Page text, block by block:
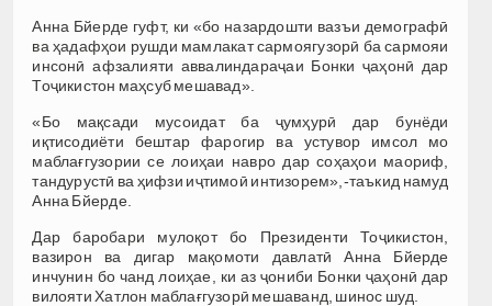
Анна Бйерде гуфт, ки «бо назардошти вазъи демографӣ
ва ҳадафҳои рушди мамлакат сармоягузорӣ ба сармояи
инсонӣ афзалияти аввалиндараҷаи Бонки ҷаҳонӣ дар
Тоҷикистон маҳсуб мешавад».
«Бо мақсади мусоидат ба ҷумҳурӣ дар бунёди
иқтисодиёти бештар фарогир ва устувор имсол мо
маблағгузории се лоиҳаи навро дар соҳаҳои маориф,
тандурустӣ ва ҳифзи иҷтимоӣ интизорем»,-таъкид намуд
Анна Бйерде.
Дар баробари мулоқот бо Президенти Тоҷикистон,
вазирон ва дигар мақомоти давлатӣ Анна Бйерде
инчунин бо чанд лоиҳае, ки аз ҷониби Бонки ҷаҳонӣ дар
вилояти Хатлон маблағгузорӣ мешаванд, шинос шуд.